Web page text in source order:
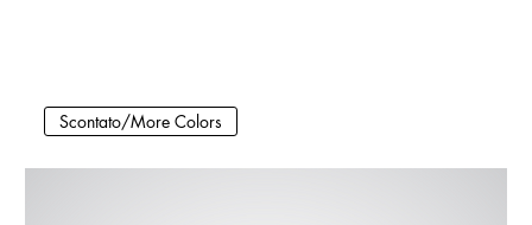
Scontato/More Colors